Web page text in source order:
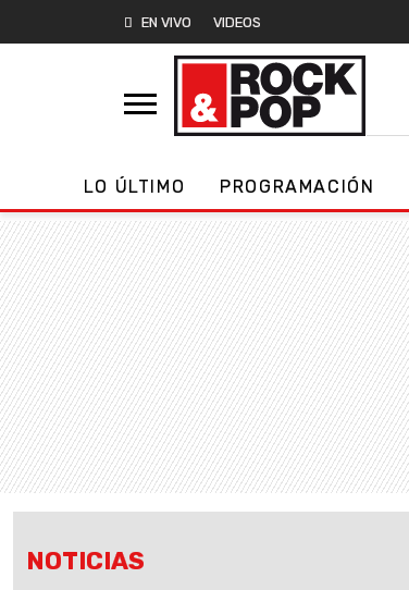
EN VIVO VIDEOS
LO ÚLTIMO PROGRAMACIÓN
NOTICIAS